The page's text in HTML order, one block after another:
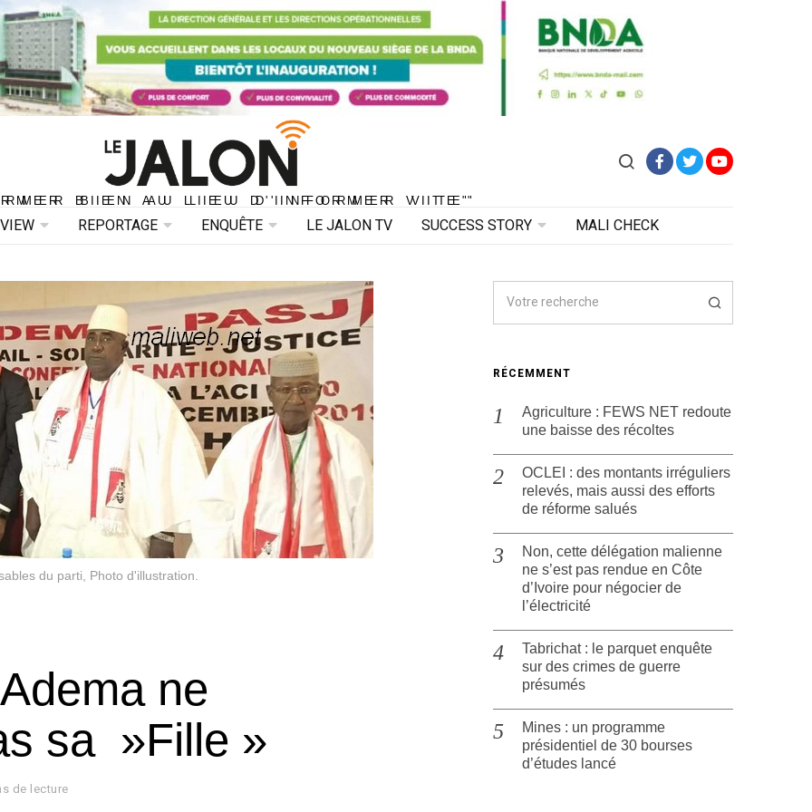
BIEN AU LIEU D'INFORMER VITE"
BIEN AU LIEU D'INFORMER VITE"
REPORTAGE ENQUÊTE LE JALON TV SUCCESS STORY MALI CHECK
du parti, Photo d'illustration.
ne
sa »Fille »
de lecture
RÉCEMMENT
Agriculture : FEWS NET redoute
une baisse des récoltes
OCLEI : des montants irréguliers
relevés, mais aussi des efforts
de réforme salués
Non, cette délégation malienne
ne s’est pas rendue en Côte
d’Ivoire pour négocier de
l’électricité
Tabrichat : le parquet enquête
sur des crimes de guerre
présumés
Mines : un programme
présidentiel de 30 bourses
d’études lancé